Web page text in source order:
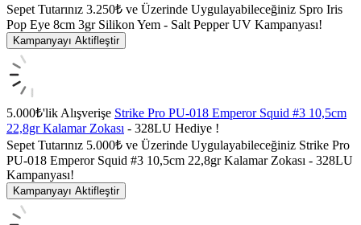
Sepet Tutarınız 3.250₺ ve Üzerinde Uygulayabileceğiniz Spro Iris
Pop Eye 8cm 3gr Silikon Yem - Salt Pepper UV Kampanyası!
Kampanyayı Aktifleştir
5.000₺'lik Alışverişe Strike Pro PU-018 Emperor Squid #3 10,5cm
22,8gr Kalamar Zokası - 328LU Hediye !
Sepet Tutarınız 5.000₺ ve Üzerinde Uygulayabileceğiniz Strike Pro
PU-018 Emperor Squid #3 10,5cm 22,8gr Kalamar Zokası - 328LU
Kampanyası!
Kampanyayı Aktifleştir